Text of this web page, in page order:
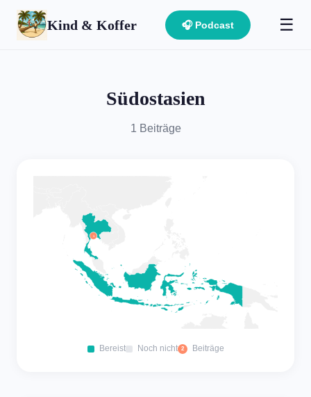
Kind & Koffer 🎧 Podcast ☰
Südostasien
1 Beiträge
1
Bereist Noch nicht 2 Beiträge